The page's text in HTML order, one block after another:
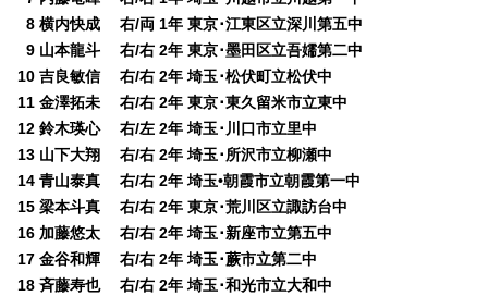
08 横内快成 右/両 1年 東京･江東区立深川第五中
09 山本龍斗 右/右 2年 東京･墨田区立吾嬬第二中
10 吉良敏信 右/右 2年 埼玉･松伏町立松伏中
11 金澤拓未 右/右 2年 東京･東久留米市立東中
12 鈴木瑛心 右/左 2年 埼玉･川口市立里中
13 山下大翔 右/右 2年 埼玉･所沢市立柳瀬中
14 青山泰真 右/右 2年 埼玉•朝霞市立朝霞第一中
15 梁本斗真 右/右 2年 東京･荒川区立諏訪台中
16 加藤悠太 右/右 2年 埼玉･新座市立第五中
17 金谷和輝 右/右 2年 埼玉･蕨市立第二中
18 斉藤寿也 右/右 2年 埼玉･和光市立大和中